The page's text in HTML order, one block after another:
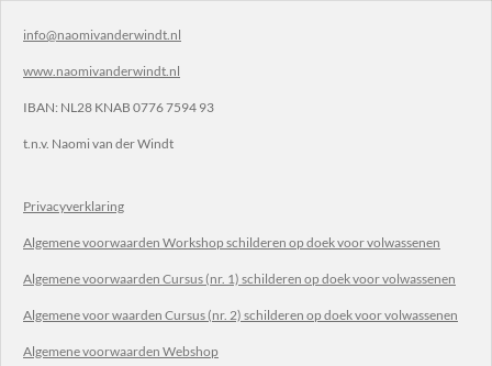
info@naomivanderwindt.nl
www.naomivanderwindt.nl
IBAN: NL28 KNAB 0776 7594 93
t.n.v. Naomi van der Windt
Privacyverklaring
Algemene voorwaarden Workshop schilderen op doek voor volwassenen
Algemene voorwaarden Cursus (nr. 1) schilderen op doek voor volwassenen
Algemene voor waarden Cursus (nr. 2) schilderen op doek voor volwassenen
Algemene voorwaarden Webshop